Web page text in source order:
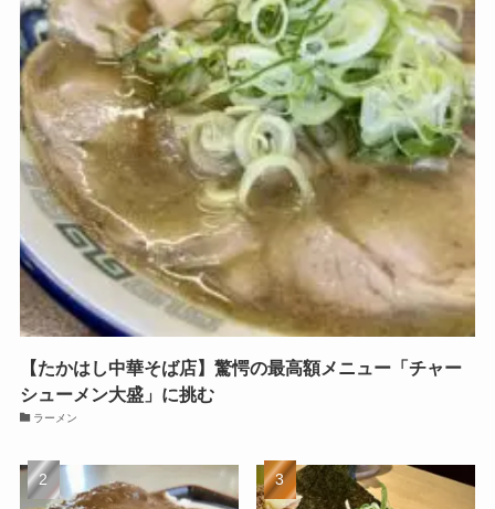
【たかはし中華そば店】驚愕の最高額メニュー「チャー
シューメン大盛」に挑む
ラーメン